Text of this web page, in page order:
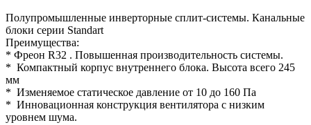
Полупромышленные инверторные сплит-системы. Канальные
блоки серии Standart
Преимущества:
* Фреон R32 . Повышенная производительность системы.
* Компактный корпус внутреннего блока. Высота всего 245
мм
* Изменяемое статическое давление от 10 до 160 Па
* Инновационная конструкция вентилятора с низким
уровнем шума.